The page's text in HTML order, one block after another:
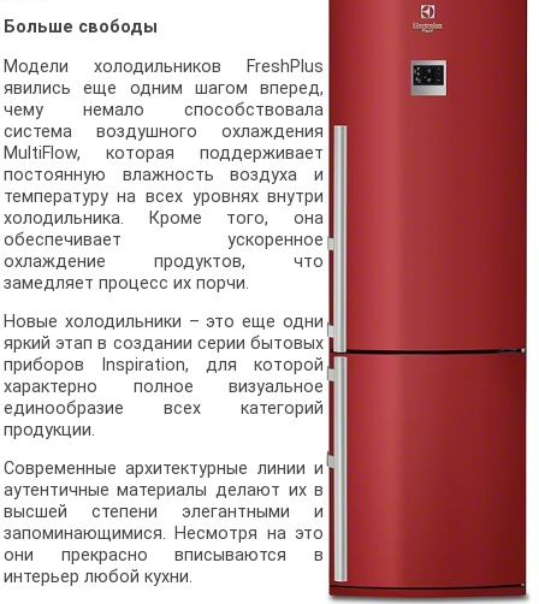
Больше свободы
Модели холодильников FreshPlus
явились еще одним шагом вперед,
чему немало способствовала
система воздушного охлаждения
MultiFlow, которая поддерживает
постоянную влажность воздуха и
температуру на всех уровнях внутри
холодильника. Кроме того, она
обеспечивает ускоренное
охлаждение продуктов, что
замедляет процесс их порчи.
Новые холодильники – это еще одни
яркий этап в создании серии бытовых
приборов Inspiration, для которой
характерно полное визуальное
единообразие всех категорий
продукции.
Современные архитектурные линии и
аутентичные материалы делают их в
высшей степени элегантными и
запоминающимися. Несмотря на это
они прекрасно вписываются в
интерьер любой кухни.